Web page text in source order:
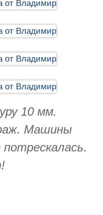
10 мм.
Машины